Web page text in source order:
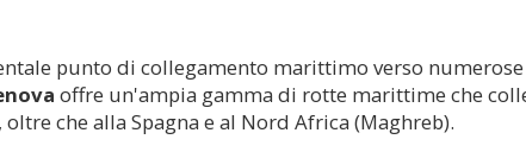
punto di collegamento marittimo verso
offre un'ampia gamma di rotte marittime che
che alla Spagna e al Nord Africa (Maghreb).